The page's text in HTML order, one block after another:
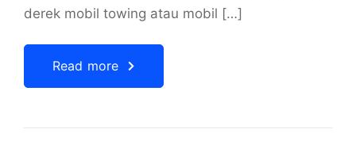
derek mobil towing atau mobil […]
Read more